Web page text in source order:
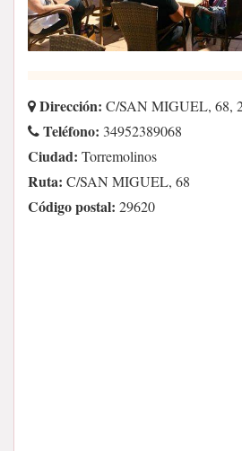
Dirección: C/SAN MIGUEL, 68,
Teléfono: 34952389068
Ciudad: Torremolinos
Ruta: C/SAN MIGUEL, 68
Código postal: 29620